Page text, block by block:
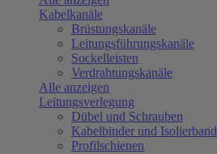
Kabelkanäle
Brüstungskanäle
Leitungsführungskanäle
Sockelleisten
Verdrahtungskanäle
Alle anzeigen
Leitungsverlegung
Dübel und Schrauben
Kabelbinder und Isolierband
Profilschienen